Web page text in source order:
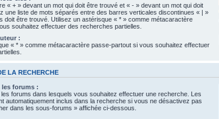
« + » devant un mot qui doit être trouvé et « - » devant un mot qui doit
une liste de mots séparés entre des barres verticales discontinues « | »
doit être trouvé. Utilisez un astérisque « * » comme métacaractère
souhaitez effectuer des recherches partielles.
:
« * » comme métacaractère passe-partout si vous souhaitez effectuer
LA RECHERCHE
les forums :
forums dans lesquels vous souhaitez effectuer une recherche. Les
automatiquement inclus dans la recherche si vous ne désactivez pas
dans les sous-forums » affichée ci-dessous.